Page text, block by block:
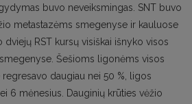
buvo neveiksmingas. SNT buvo
metastazėms smegenyse ir kauluose
RST kursų visiškai išnyko visos
Šešioms ligonėms visos
daugiau nei 50 %, ligos
6 mėnesius. Dauginių krūties vėžio